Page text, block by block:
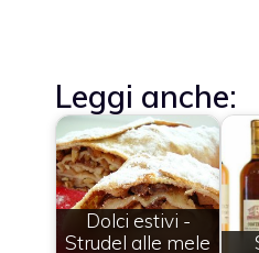
Leggi anche:
Dolci estivi -
Strudel alle mele